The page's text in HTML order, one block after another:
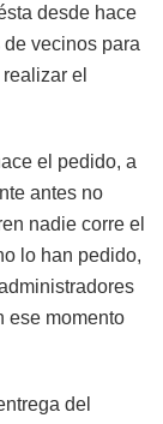
desde hace
vecinos para
el
el pedido, a
antes no
nadie corre el
lo han pedido,
ese momento
del